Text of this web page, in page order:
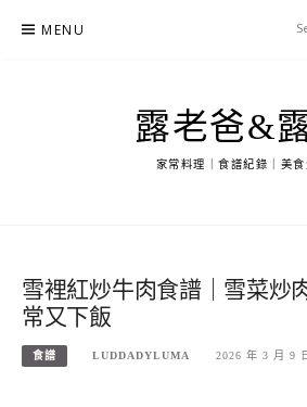
MENU
露老爸&
家常料理｜食譜紀錄｜美食
雪裡紅炒牛肉食譜｜雪菜炒
常又下飯
食譜 LUDDADYLUMA 2026 年 3 月 9